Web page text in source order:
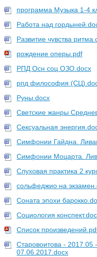
программа Музыка 1-4
Работа над
Развитие чувства
рождение оперы.pdf
РПД Осн соц ОЗО.docx
рпд философия
Руны.docx
Светские жанры
Сексуальная
Симфонии Гайдна.
Симфонии Моцарта.
Слуховая практика 2
сольфеджио на
Соната эпохи
Социология конспект.doc
Список
Старовоитова -
07.06.2017.docx